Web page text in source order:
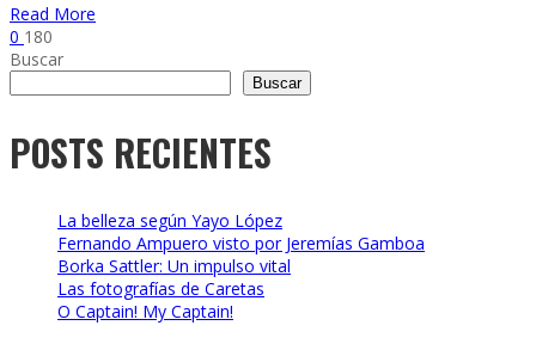
Read More
0 180
Buscar
Buscar
POSTS RECIENTES
La belleza según Yayo López
Fernando Ampuero visto por Jeremías Gamboa
Borka Sattler: Un impulso vital
Las fotografías de Caretas
O Captain! My Captain!